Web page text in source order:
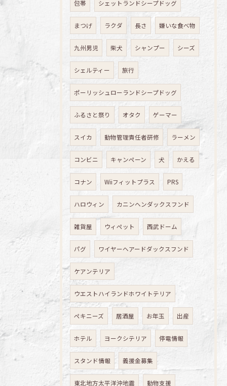
包帯 シェットランドシープドッグ
まつげ ラクダ 長さ 嫌いな食べ物
九州男児 柴犬 シャンプー シーズ
シェルティー 旅行
ポーリッシュローランドシープドッグ
ふるさと祭り オタク ゲーマー
スイカ 動物管理責任者研修 ラーメン
コンビニ キャンペーン 犬 かえる
コナン Wiiフィットプラス PRS
ハロウィン カニンヘンダックスフンド
雑貨屋 ウィペット 西武ドーム
パグ ワイヤーヘアードダックスフンド
ケアンテリア
ウエストハイランドホワイトテリア
ペキニーズ 居酒屋 お年玉 出産
ホテル ヨークシテリア 停電情報
スタンド情報 義援金募集
東北地方太平洋沖地震 動物支援